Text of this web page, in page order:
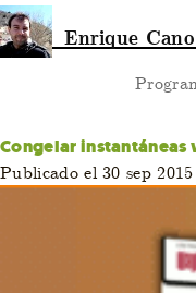
Enrique Cano
Congelar instantáneas
Publicado el 30 sep 2015